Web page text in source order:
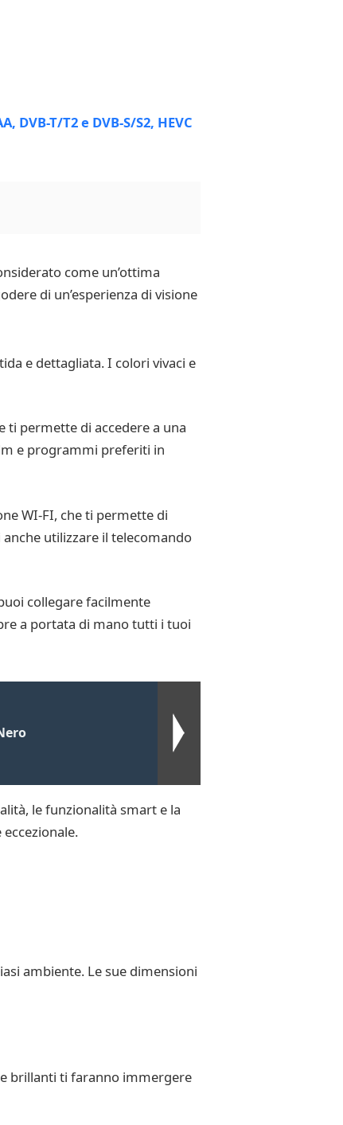
come un’ottima
di un’esperienza di visione
e dettagliata. I colori vivaci e
ti permette di accedere a una
e programmi preferiti in
WI-FI, che ti permette di
utilizzare il telecomando
collegare facilmente
a portata di mano tutti i tuoi
le funzionalità smart e la
ambiente. Le sue dimensioni
e brillanti ti faranno immergere